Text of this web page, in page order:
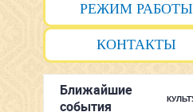
РЕЖИМ РАБОТЫ
КОНТАКТЫ